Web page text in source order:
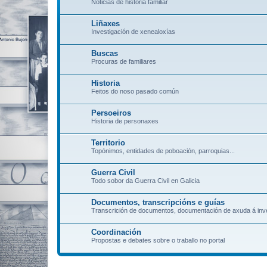
Noticias de historia familiar
Liñaxes
Investigación de xenealoxías
Buscas
Procuras de familiares
Historia
Feitos do noso pasado común
Persoeiros
Historia de personaxes
Territorio
Topónimos, entidades de poboación, parroquias...
Guerra Civil
Todo sobor da Guerra Civil en Galicia
Documentos, transcripcións e guías
Transcrición de documentos, documentación de axuda á
Coordinación
Propostas e debates sobre o traballo no portal